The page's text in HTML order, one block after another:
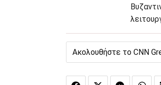
Ακολουθήστε το CNN